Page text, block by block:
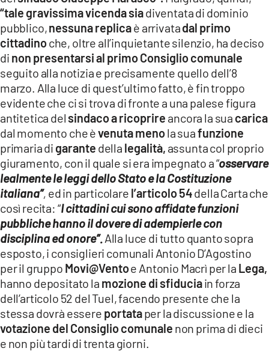
“tale gravissima vicenda siadiventata di dominio
pubblico,nessuna replicaè arrivatadal primo
cittadinoche, oltre all’inquietante silenzio, ha deciso
di non presentarsi al primo Consiglio comunale
seguito alla notizia e precisamente quello dell’8
marzo. Alla luce di quest’ultimo fatto, è fin troppo
evidente che ci si trova di fronte a una palese figura
antitetica del sindaco a ricoprire ancora la sua carica
dal momento che èvenuta menola suafunzione
primaria di garante della legalità, assunta col proprio
giuramento, con il quale si era impegnato a “osservare
lealmente le leggi dello Stato e la Costituzione
italiana”, ed in particolare l’articolo 54della Carta che
così recita: “I cittadini cui sono affidate funzioni
pubbliche hanno il dovere di adempierle con
disciplina ed onore”. Alla luce di tutto quanto sopra
esposto, i consiglieri comunali Antonio D’Agostino
per il gruppo Movi@Ventoe Antonio Macrì per la Lega,
hanno depositato la mozione di sfiduciain forza
dell’articolo 52 del Tuel, facendo presente che la
stessa dovrà essere portataper la discussione e la
votazione del Consiglio comunale non prima di dieci
e non più tardi di trenta giorni.